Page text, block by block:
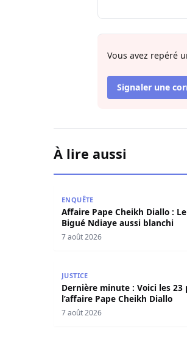
Vous avez repéré
Signaler une
À lire aussi
ENQUÊTE
Affaire Pape Cheikh Diallo :
Bigué Ndiaye aussi blanchi
7 août 2026
JUSTICE
Dernière minute : Voici les
l’affaire Pape Cheikh Diallo
7 août 2026